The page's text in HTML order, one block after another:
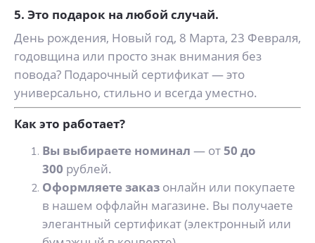
5. Это подарок на любой случай.
День рождения, Новый год, 8 Марта, 23 Февраля,
годовщина или просто знак внимания без
повода? Подарочный сертификат — это
универсально, стильно и всегда уместно.
Как это работает?
Вы выбираете номинал — от 50 до
300 рублей.
Оформляете заказ онлайн или покупаете
в нашем оффлайн магазине. Вы получаете
элегантный сертификат (электронный или